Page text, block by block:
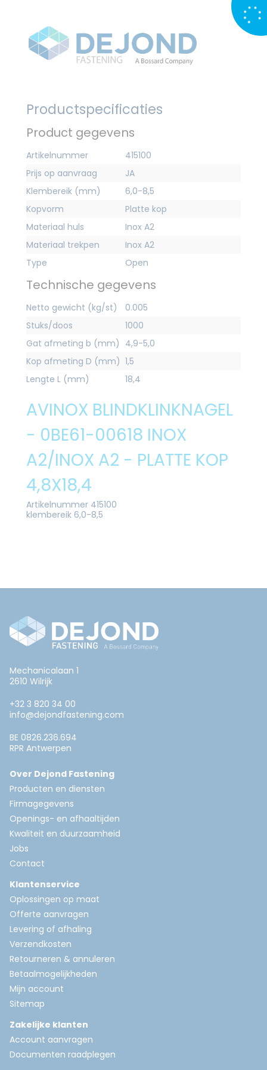
Productspecificaties
Product gegevens
Artikelnummer
415100
Prijs op aanvraag
JA
Klembereik (mm)
6,0-8,5
Kopvorm
Platte kop
Materiaal huls
Inox A2
Materiaal trekpen
Inox A2
Type
Open
Technische gegevens
Netto gewicht (kg/st)
0.005
Stuks/doos
1000
Gat afmeting b (mm) 4,9-5,0
Kop afmeting D (mm) 1,5
Lengte L (mm)
18,4
AVINOX BLINDKLINKNAGEL
- 0BE61-00618 INOX
A2/INOX A2 - PLATTE KOP
4,8X18,4
Artikelnummer 415100
klembereik 6,0-8,5
Mechanicalaan 1
2610 Wilrijk
+32 3 820 34 00
info@dejondfastening.com
BE 0826.236.694
RPR Antwerpen
Over Dejond Fastening
Producten en diensten
Firmagegevens
Openings- en afhaaltijden
Kwaliteit en duurzaamheid
Jobs
Contact
Klantenservice
Oplossingen op maat
Offerte aanvragen
Levering of afhaling
Verzendkosten
Retourneren & annuleren
Betaalmogelijkheden
Mijn account
Sitemap
Zakelijke klanten
Account aanvragen
Documenten raadplegen